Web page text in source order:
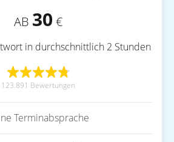
AB 30 €
in durchschnittlich 2 Stunden
123.891 Bewertungen
Terminabsprache